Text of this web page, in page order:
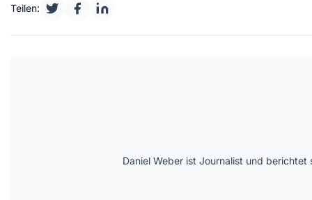
Teilen:
Daniel Weber ist Journalist und